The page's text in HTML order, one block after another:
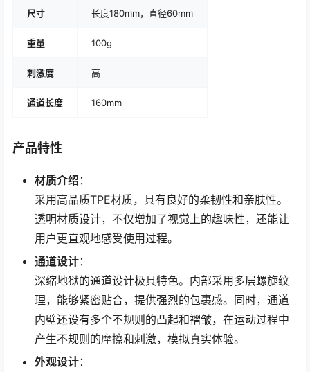
尺寸 长度180mm，直径60mm
重量 100g
刺激度 高
通道长度 160mm
产品特性
材质介绍 ：
采用高品质TPE材质，具有良好的柔韧性和亲肤性。
透明材质设计，不仅增加了视觉上的趣味性，还能让
用户更直观地感受使用过程。
通道设计：
深缩地狱的通道设计极具特色。内部采用多层螺旋纹
理，能够紧密贴合，提供强烈的包裹感。同时，通道
内壁还设有多个不规则的凸起和褶皱，在运动过程中
产生不规则的摩擦和刺激，模拟真实体验。
外观设计：